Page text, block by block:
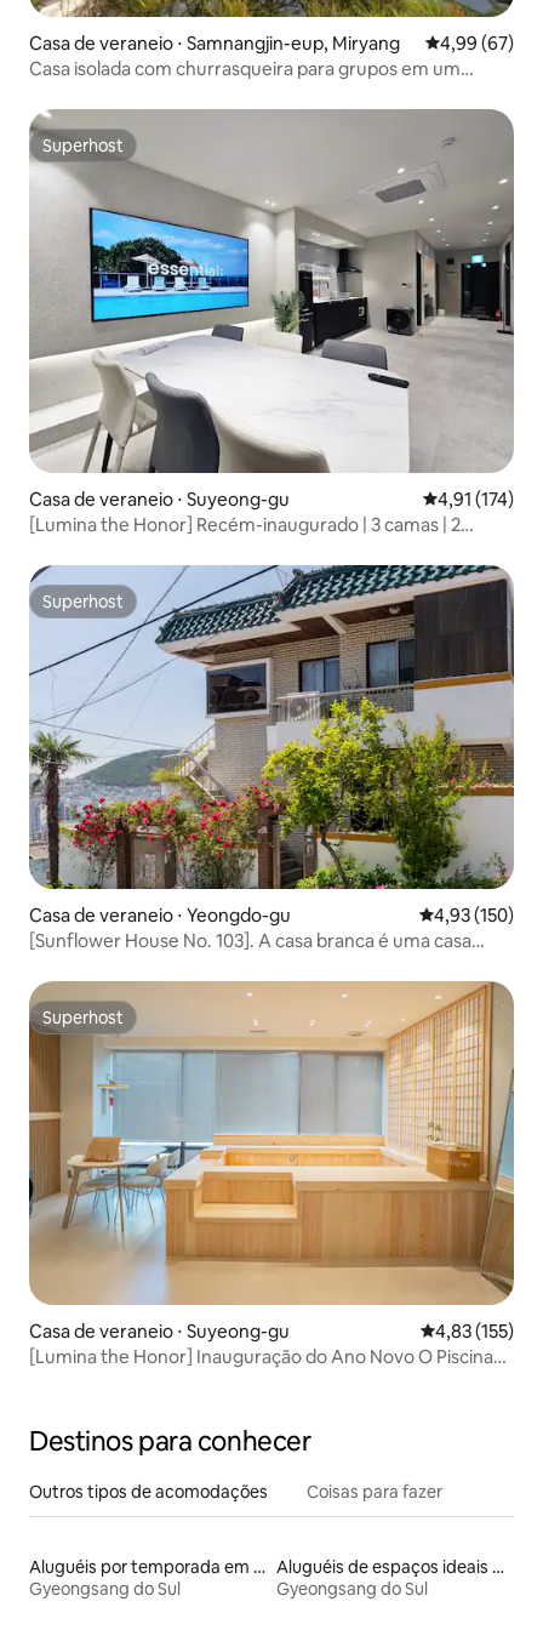
Casa de veraneio ⋅ Samnangjin-eup, Miryang 4,99 de uma
4,99 (67)
Casa isolada com churrasqueira para grupos em um
instalações completas para jogos de pé)
Superhost
Superhost
Casa de veraneio ⋅ Suyeong-gu 4,91 de uma
4,91 (174)
[Lumina the Honor] Recém-inaugurado | 3 camas | 2
YouTube | Totalmente desinfetado
Superhost
Superhost
Casa de veraneio ⋅ Yeongdo-gu 4,93 de uma
4,93 (150)
[Sunflower House No. 103]. A casa branca é uma casa
gratuito.
Superhost
Superhost
Casa de veraneio ⋅ Suyeong-gu 4,83 de uma
4,83 (155)
[Lumina the Honor] Inauguração do Ano Novo O Piscina
Destinos para conhecer
Outros tipos de acomodações Coisas para fazer
Aluguéis por temporada em acampamentos
Gyeongsang do Sul
Aluguéis de espaços ideais para famílias
Gyeongsang do Sul